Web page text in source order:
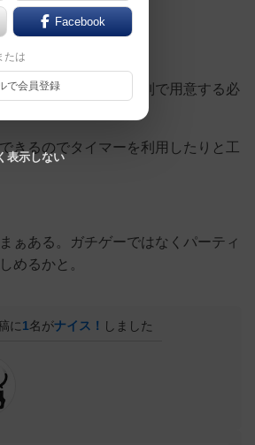
ってないと揉める
が付属してないので別で用意する必
きるのでタイマーを利用したりと工
ぁある。ガチゲーではなくパーティ
めるかと。
に1名がナイス！ しました
Facebook
たは
で会員登録
表示しない